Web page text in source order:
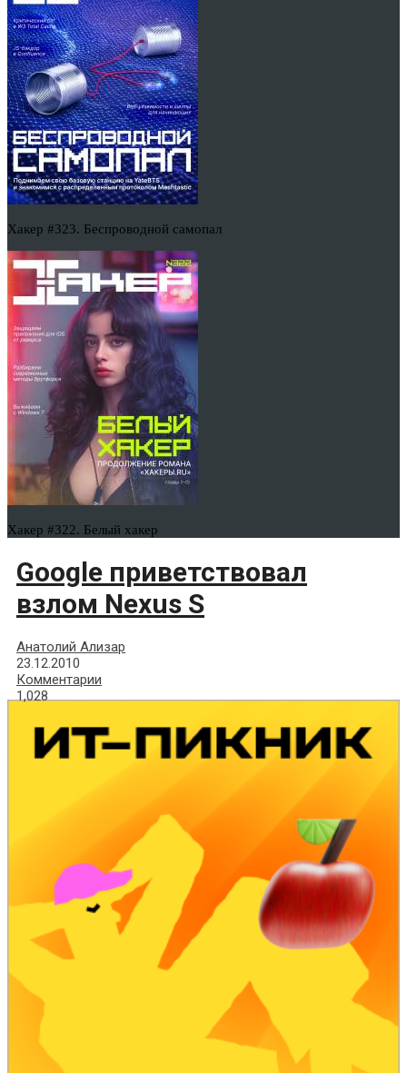
Хакер #323. Беспроводной самопал
Хакер #322. Белый хакер
Google приветствовал
взлом Nexus S
Анатолий Ализар
23.12.2010
Комментарии
1,028